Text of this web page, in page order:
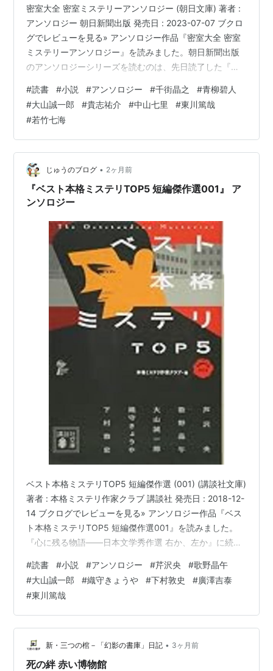
密室大全 密室ミステリーアンソロジー (朝日文庫) 著者 :
アンソロジー 朝日新聞出版 発売日 : 2023-07-07 ブクロ
グでレビューを見る» アンソロジー作品『密室大全 密室
ミステリーアンソロジー』を読みました。朝日新聞出版
のアンソロジーシリーズを読むのは、先日読了した『大
-----------海の中の城で起きた殺人事件、雪に残った足跡
が作り出した密室、入り江という閉ざされた空間──。普
遍的に人々を魅了し続ける密室という名の荘厳な非日常
空間、緻密に構築されたトリックに挑む究極のミステリ
ーアンソロジー。---------…
#読書 #小説 #アンソロジー #千街晶之 #青柳碧人
#大山誠一郎 #貴志祐介 #中山七里 #東川篤哉
#若竹七海
じゅうのブログ • 2ヶ月前
『ベスト本格ミステリTOP5 短編傑作選001』 ア
ンソロジー
ベスト本格ミステリTOP5 短編傑作選 (001) (講談社文庫)
著者 : 本格ミステリ作家クラブ 講談社 発売日 : 2018-12-
14 ブクログでレビューを見る» アンソロジー作品『ベス
ト本格ミステリTOP5 短編傑作選001』を読みました。
『心に残る物語――日本文学秀作選 右か、左か』に続
り前だった現実が突然逆転したり、人生の見方がガラリ
と変わるような出来事が起こったり、この世界には驚く
ような謎や奇跡が鏤められている。そんな人生の一瞬を
捉えた収録短編５作は’１４年に発表されたミステリか
ら、実作者たちにより吟味…
#読書 #小説 #アンソロジー #芹沢央 #歌野晶午
#大山誠一郎 #織守きょうや #下村敦史 #廣澤吉泰
#東川篤哉
新・三つの棺－「幻影の書庫」日記 • 3ヶ月前
死の絆 赤い博物館